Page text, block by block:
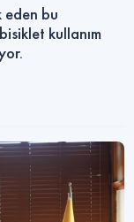
eden bu
kullanım